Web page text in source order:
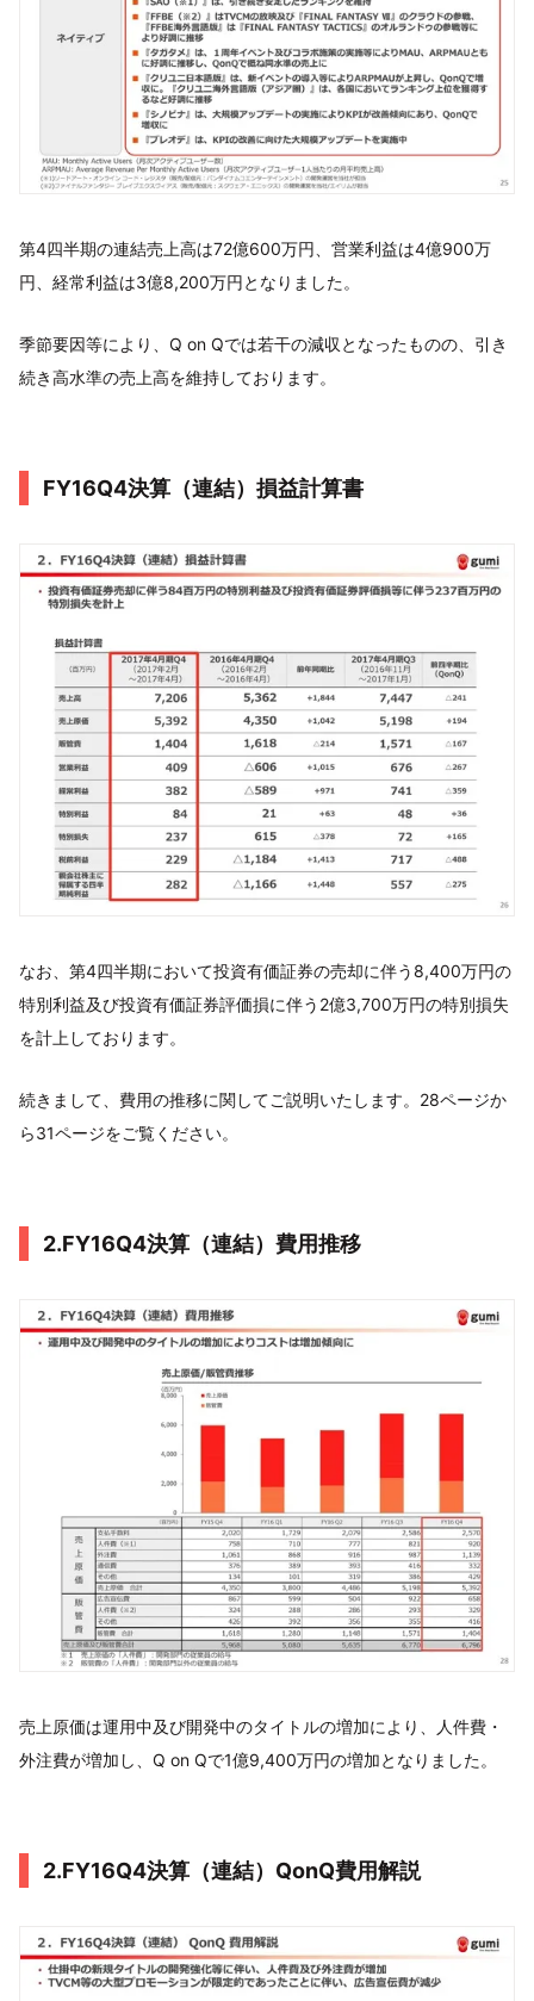
第4四半期の連結売上高は72億600万円、営業利益は4億900万
円、経常利益は3億8,200万円となりました。
季節要因等により、Q on Qでは若干の減収となったものの、引き
続き高水準の売上高を維持しております。
FY16Q4決算（連結）損益計算書
なお、第4四半期において投資有価証券の売却に伴う8,400万円の
特別利益及び投資有価証券評価損に伴う2億3,700万円の特別損失
を計上しております。
続きまして、費用の推移に関してご説明いたします。28ページか
ら31ページをご覧ください。
2.FY16Q4決算（連結）費用推移
売上原価は運用中及び開発中のタイトルの増加により、人件費・
外注費が増加し、Q on Qで1億9,400万円の増加となりました。
2.FY16Q4決算（連結）QonQ費用解説